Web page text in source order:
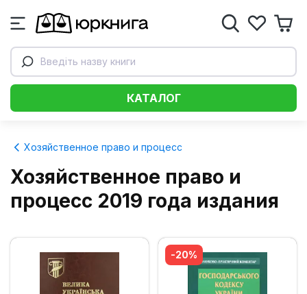
Введіть назву книги
КАТАЛОГ
Хозяйственное право и процесс
Хозяйственное право и
процесс 2019 года издания
-20%